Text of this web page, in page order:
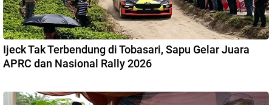
Ijeck Tak Terbendung di Tobasari, Sapu Gelar Juara
APRC dan Nasional Rally 2026